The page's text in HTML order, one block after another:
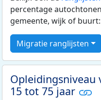
percentage
gemeente, wijk of buurt:
Migratie ranglijsten
Opleidingsniveau
15 tot 75 jaar